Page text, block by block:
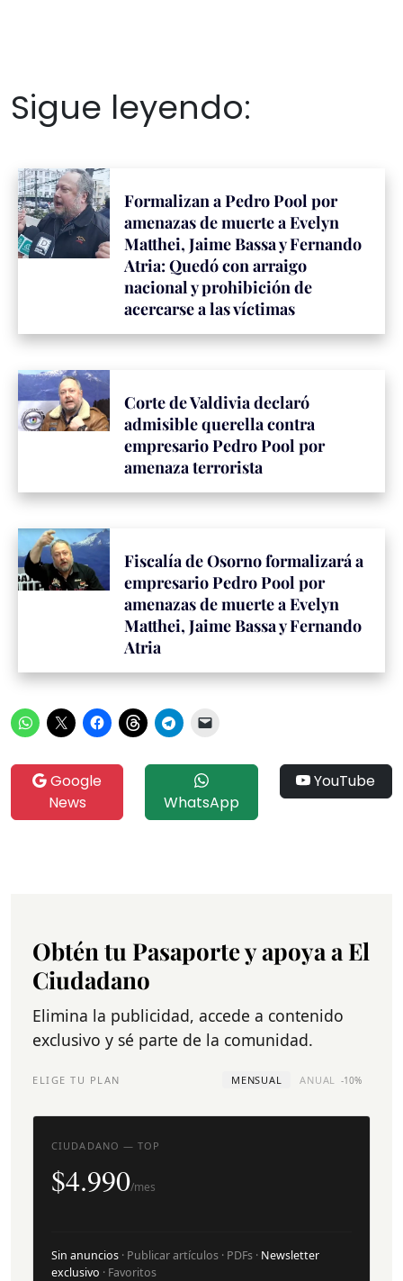
Sigue leyendo:
Formalizan a Pedro Pool por
amenazas de muerte a Evelyn
Matthei, Jaime Bassa y Fernando
Atria: Quedó con arraigo
nacional y prohibición de
acercarse a las víctimas
Corte de Valdivia declaró
admisible querella contra
empresario Pedro Pool por
amenaza terrorista
Fiscalía de Osorno formalizará a
empresario Pedro Pool por
amenazas de muerte a Evelyn
Matthei, Jaime Bassa y Fernando
Atria
Google
News
WhatsApp
YouTube
Obtén tu Pasaporte y apoya a El
Ciudadano
Elimina la publicidad, accede a contenido
exclusivo y sé parte de la comunidad.
ELIGE TU PLAN MENSUAL ANUAL -10%
CIUDADANO — TOP
$4.990/mes
Sin anuncios · Publicar artículos · PDFs · Newsletter
exclusivo · Favoritos